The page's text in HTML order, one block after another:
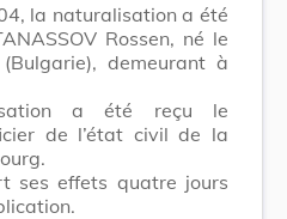
la naturalisation a été
Rossen, né le
demeurant à
a été reçu le
de l’état civil de la
ses effets quatre jours